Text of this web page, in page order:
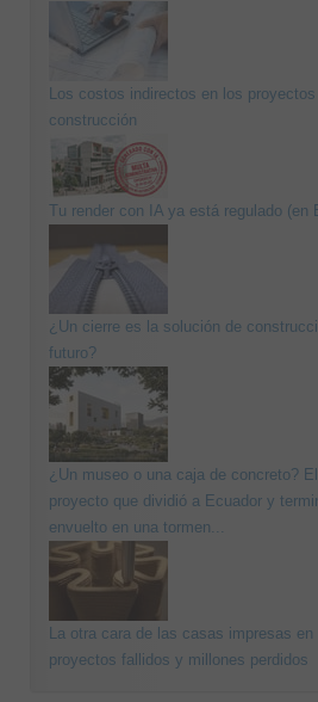
Los costos indirectos en los proyectos
construcción
Tu render con IA ya está regulado (en
¿Un cierre es la solución de
futuro?
¿Un museo o una caja de concreto? El
proyecto que dividió a Ecuador y
envuelto en una tormen...
La otra cara de las casas impresas en
proyectos fallidos y millones perdidos